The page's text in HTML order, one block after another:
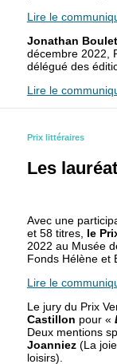
Lire le
Jonathan Boulet
décembre 2022,
délégué des
Lire le
Prix littéraires
Les
Avec une
et 58 titres, le
2022 au Musée
Fonds Hélène et
Lire le
Le jury du Prix
Castillon pour «
Deux mentions
Joanniez(La
loisirs).